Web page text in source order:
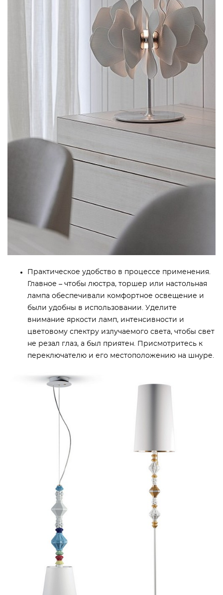
Практическое удобство в процессе применения.
Главное – чтобы люстра, торшер или настольная
лампа обеспечивали комфортное освещение и
были удобны в использовании. Уделите
внимание яркости ламп, интенсивности и
цветовому спектру излучаемого света, чтобы свет
не резал глаз, а был приятен. Присмотритесь к
переключателю и его местоположению на шнуре.